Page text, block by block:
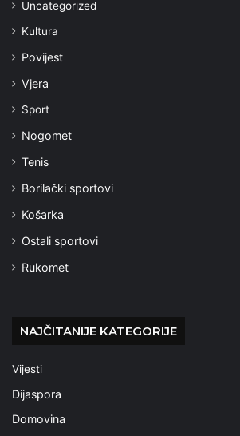
Uncategorized
Kultura
Povijest
Vjera
Sport
Nogomet
Tenis
Borilački sportovi
Košarka
Ostali sportovi
Rukomet
NAJČITANIJE KATEGORIJE
Vijesti
Dijaspora
Domovina